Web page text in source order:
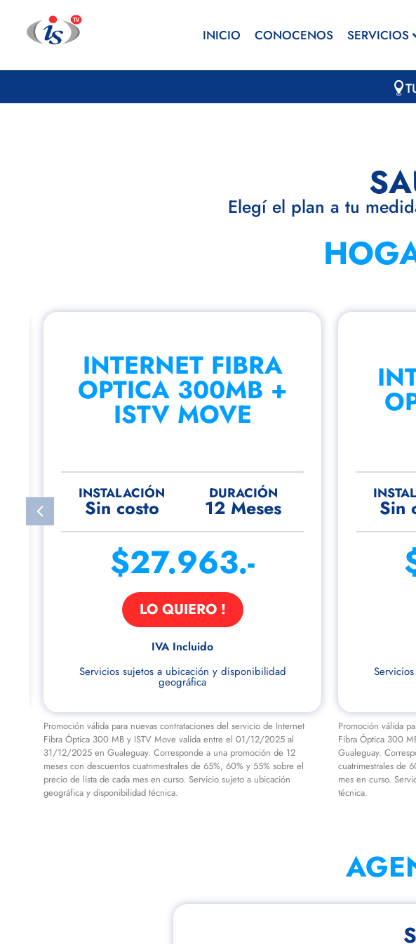
INICIO CONOCENOS SERVICIOS
Elegí el plan a tu
INTERNET FIBRA
OPTICA 300MB +
ISTV MOVE
INSTALACIÓN
Sin costo
DURACIÓN
12 Meses
$27.963.-
LO QUIERO !
IVA Incluido
Servicios sujetos a ubicación y disponibilidad
geográfica
Promoción válida para nuevas contrataciones del servicio de Internet
Fibra Óptica 300 MB y ISTV Move valida entre el 01/12/2025 al
31/12/2025 en Gualeguay. Corresponde a una promoción de 12
meses con descuentos cuatrimestrales de 65%, 60% y 55% sobre el
precio de lista de cada mes en curso. Servicio sujeto a ubicación
geográfica y disponibilidad técnica.
Sin
Promoción válida
Fibra Óptica 300
Gualeguay.
cuatrimestrales de
mes en curso.
técnica.